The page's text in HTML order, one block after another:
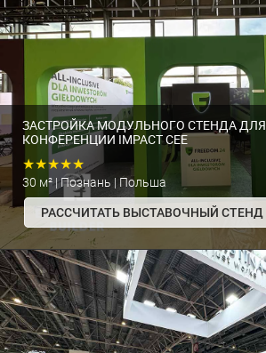
ЗАСТРОЙКА МОДУЛЬНОГО СТЕНДА ДЛЯ
КОНФЕРЕНЦИИ IMPACT CEE
★★★★★
30 м² | Познань | Польша
РАССЧИТАТЬ ВЫСТАВОЧНЫЙ СТЕНД